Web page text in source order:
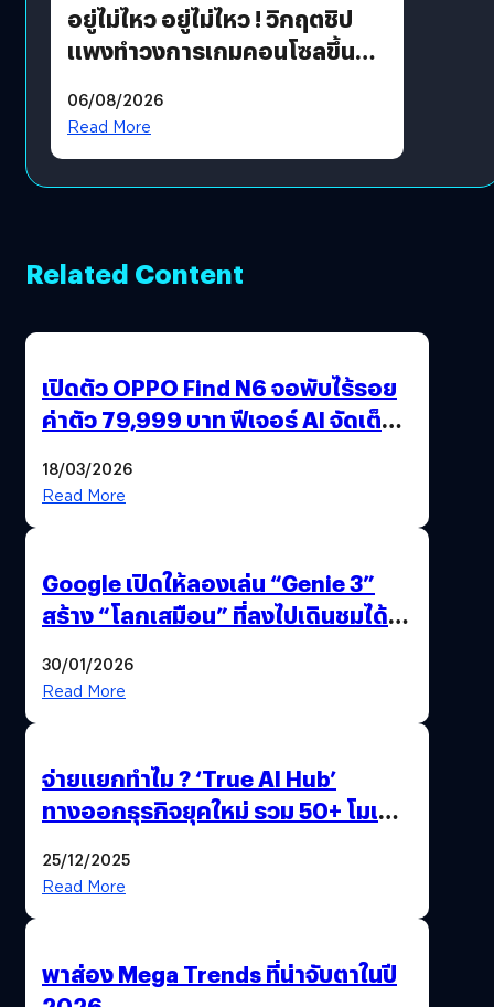
อยู่ไม่ไหว อยู่ไม่ไหว ! วิกฤตชิป
แพงทำวงการเกมคอนโซลขึ้น
?
06/08/2026
Read More
Related Content
เปิดตัว OPPO Find N6 จอพับไร้รอย
ค่าตัว 79,999 บาท ฟีเจอร์ AI จัดเต็ม
18/03/2026
Read More
Google เปิดให้ลองเล่น “Genie 3”
สร้าง “โลกเสมือน” ที่ลงไปเดินชมได้
30/01/2026
Read More
จ่ายแยกทำไม ? ‘True AI Hub’
ทางออกธุรกิจยุคใหม่ รวม 50+ โมเดล
25/12/2025
Read More
พาส่อง Mega Trends ที่น่าจับตาในปี